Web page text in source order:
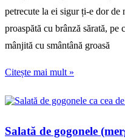
petrecute la ei sigur ți-e dor
proaspătă cu brânză sărată, pe
mânjită cu smântână groasă
Citește mai mult »
Salată de gogonele